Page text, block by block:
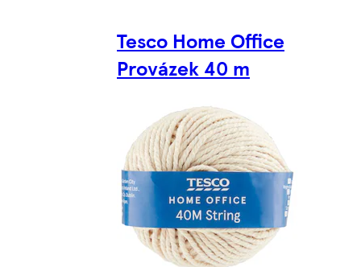
Tesco Home Office
Provázek 40 m